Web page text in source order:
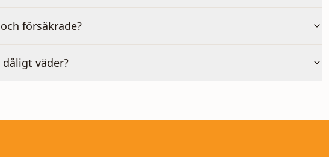
försäkrade?
väder?